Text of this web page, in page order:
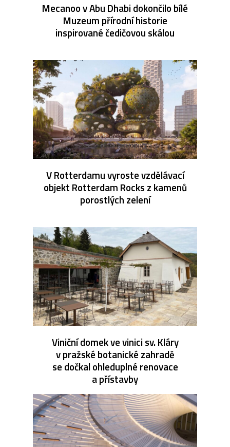
Mecanoo v Abu Dhabi dokončilo bílé
Muzeum přírodní historie
inspirované čedičovou skálou
V Rotterdamu vyroste vzdělávací
objekt Rotterdam Rocks z kamenů
porostlých zelení
Viniční domek ve vinici sv. Kláry
v pražské botanické zahradě
se dočkal ohleduplné renovace
a přístavby